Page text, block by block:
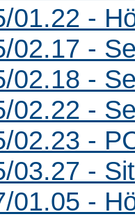
01.22 -
02.17 -
02.18 -
02.22 -
02.23 -
03.27 -
01.05 -